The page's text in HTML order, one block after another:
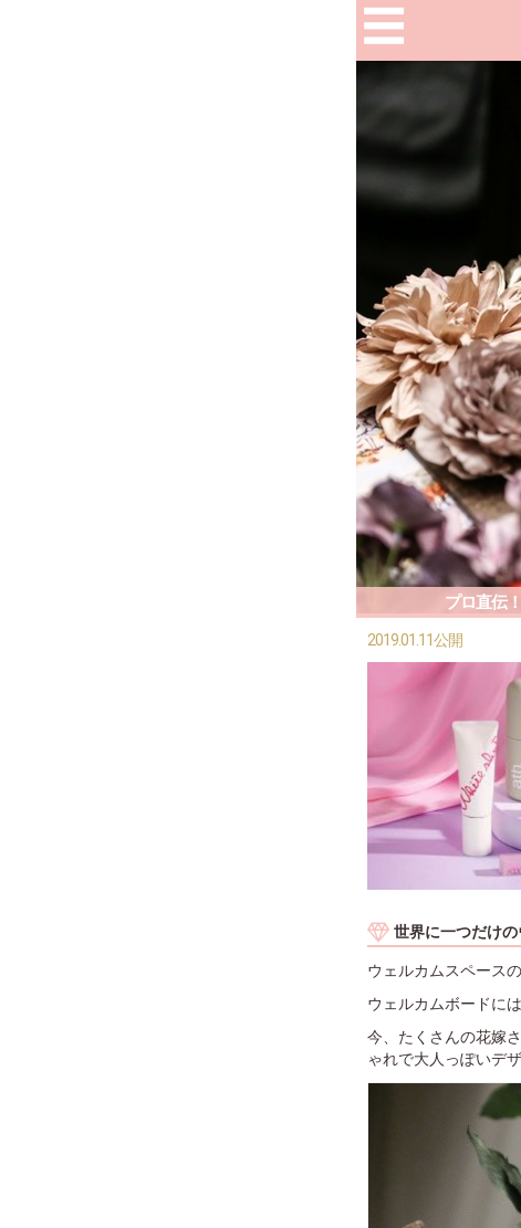
プロ直伝
2019.01.11公開
世界に一つだけ
ウェルカムスペース
ウェルカムボードに
今、たくさんの花嫁
ゃれで大人っぽいデ